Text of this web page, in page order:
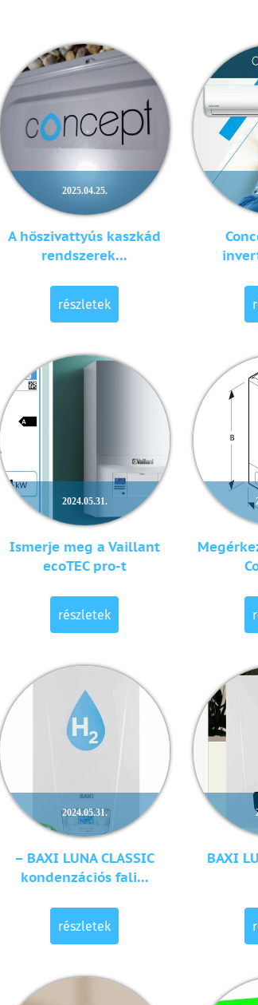
2025.04.25.
A hőszivattyús kaszkád
rendszerek...
részletek
2024.05.31.
Ismerje meg a Vaillant
ecoTEC pro-t
részletek
2024.05.31.
– BAXI LUNA CLASSIC
kondenzációs fali...
részletek
BAXI